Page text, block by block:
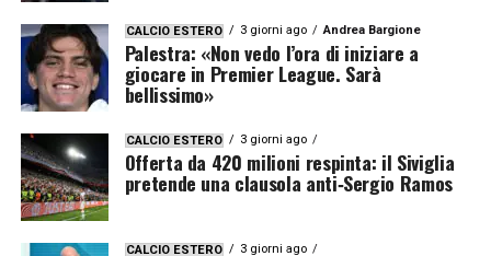
CALCIO ESTERO 3 giorni ago Andrea Bargione
Palestra: «Non vedo l’ora di iniziare a
giocare in Premier League. Sarà
bellissimo»
CALCIO ESTERO 3 giorni ago
Offerta da 420 milioni respinta: il Siviglia
pretende una clausola anti‑Sergio Ramos
CALCIO ESTERO 3 giorni ago